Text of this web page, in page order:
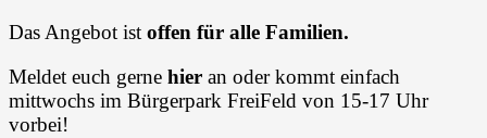
Das Angebot ist offen für alle Familien.
Meldet euch gerne hier an oder kommt einfach
mittwochs im Bürgerpark FreiFeld von 15-17 Uhr
vorbei!